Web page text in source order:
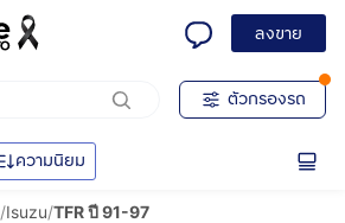
ลงขาย
ตัวกรองรถ
ความนิยม
/Isuzu/TFR ปี 91-97